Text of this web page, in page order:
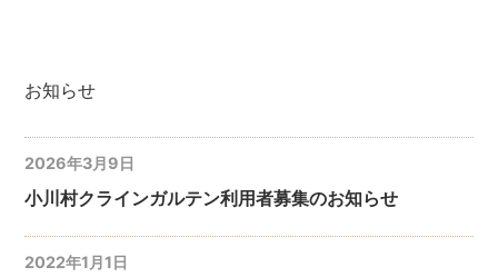
お知らせ
2026年3月9日
小川村クラインガルテン利用者募集のお知らせ
2022年1月1日